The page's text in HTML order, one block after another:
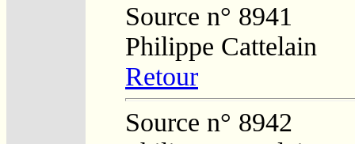
Source n° 8941
Philippe Cattelain
Retour
Source n° 8942